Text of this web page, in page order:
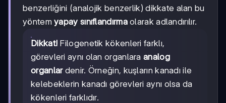
benzerliğini (analojik benzerlik) dikkate alan bu
yöntemyapay sınıflandırmaolarak adlandırılır.
Dikkat! Filogenetik kökenleri farklı,
görevleri aynı olan organlaraanalog
organlardenir. Örneğin, kuşların kanadı ile
kelebeklerin kanadı görevleri aynı olsa da
kökenleri farklıdır.